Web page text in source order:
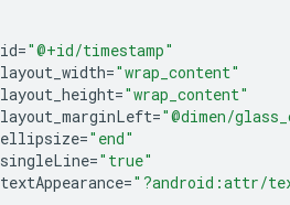
id="@+id/timestamp"
layout_width="wrap_content"
layout_height="wrap_content"
layout_marginLeft="@dimen/
ellipsize="end"
singleLine="true"
textAppearance="?android:attr/